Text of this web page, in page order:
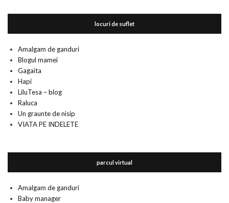
locuri de suflet
Amalgam de ganduri
Blogul mamei
Gagaita
Hapi
LiluTesa – blog
Raluca
Un graunte de nisip
VIATA PE INDELETE
parcul virtual
Amalgam de ganduri
Baby manager